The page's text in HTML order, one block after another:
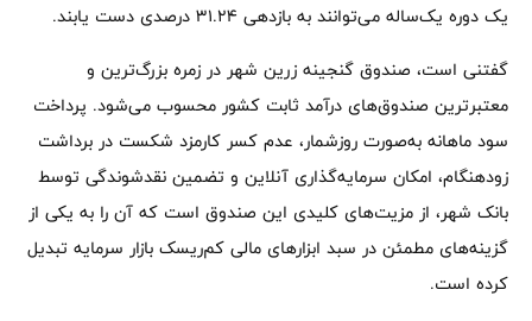
یک دوره یک‌ساله می‌توانند به بازدهی ۳۱.۲۴ درصدی دست یابند.
گفتنی است، صندوق گنجینه زرین شهر در زمره بزرگ‌ترین و
معتبرترین صندوق‌های درآمد ثابت کشور محسوب می‌شود. پرداخت
سود ماهانه به‌صورت روزشمار، عدم کسر کارمزد شکست در برداشت
زودهنگام، امکان سرمایه‌گذاری آنلاین و تضمین نقدشوندگی توسط
بانک شهر، از مزیت‌های کلیدی این صندوق است که آن را به یکی از
گزینه‌های مطمئن در سبد ابزارهای مالی کم‌ریسک بازار سرمایه تبدیل
کرده است.